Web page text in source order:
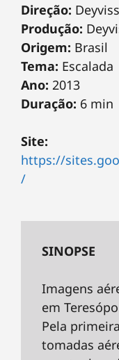
Direção:
Produção:
Origem: Brasil
Tema: Escalada
Ano: 2013
Duração: 6 min
Site:
https://
/
SINOPSE
Imagens
em
Pela
tomadas